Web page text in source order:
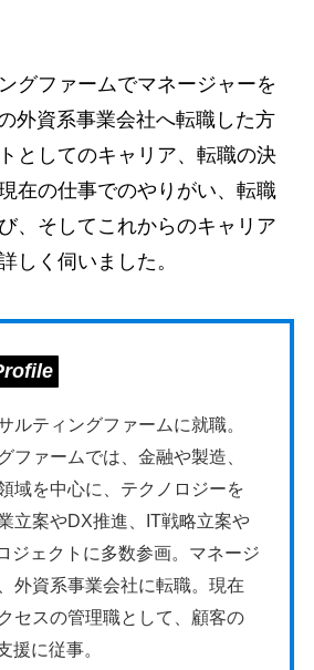
グファームでマネージャーを
外資系事業会社へ転職した方
としてのキャリア、転職の決
在の仕事でのやりがい、転職
、そしてこれからのキャリア
しく伺いました。
ルティングファームに就職。
ファームでは、金融や製造、
域を中心に、テクノロジーを
立案やDX推進、IT戦略立案や
ジェクトに多数参画。マネージ
外資系事業会社に転職。現在
セスの管理職として、顧客の
援に従事。